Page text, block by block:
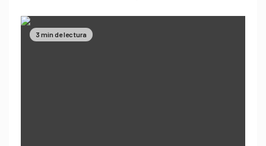
3 min de lectura